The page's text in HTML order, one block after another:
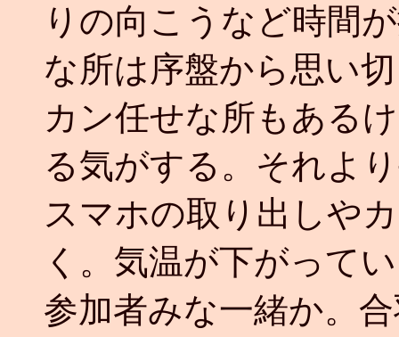
りの向こうなど時間
な所は序盤から思い
カン任せな所もある
る気がする。それよ
スマホの取り出しや
く。気温が下がって
参加者みな一緒か。